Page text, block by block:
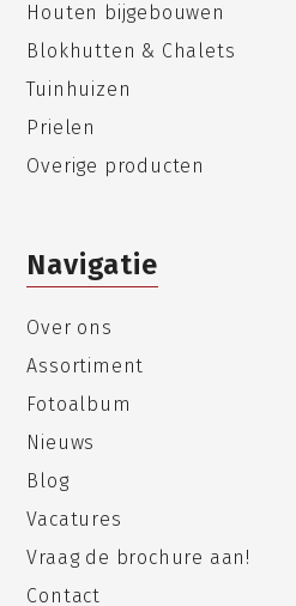
Houten bijgebouwen
Blokhutten & Chalets
Tuinhuizen
Prielen
Overige producten
Navigatie
Over ons
Assortiment
Fotoalbum
Nieuws
Blog
Vacatures
Vraag de brochure aan!
Contact